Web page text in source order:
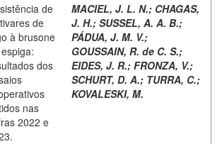
de
de
à brusone
dos
nas
2022 e
MACIEL, J. L. N.; CHAGAS,
J. H.; SUSSEL, A. A. B.;
PÁDUA, J. M. V.;
GOUSSAIN, R. de C. S.;
EIDES, J. R.; FRONZA, V.;
SCHURT, D. A.; TURRA, C.;
KOVALESKI, M.